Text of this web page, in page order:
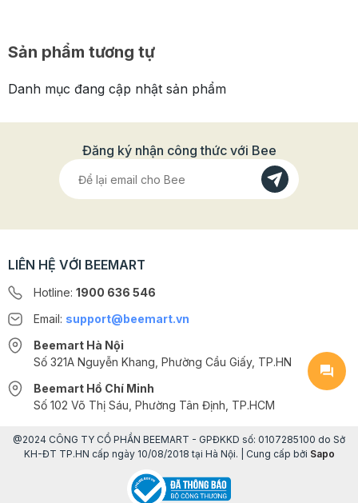
Sản phẩm tương tự
Danh mục đang cập nhật sản phẩm
Đăng ký nhận công thức với Bee
LIÊN HỆ VỚI BEEMART
Hotline: 1900 636 546
Email: support@beemart.vn
Beemart Hà Nội
Số 321A Nguyễn Khang, Phường Cầu Giấy, TP.HN
Beemart Hồ Chí Minh
Số 102 Võ Thị Sáu, Phường Tân Định, TP.HCM
@2024 CÔNG TY CỔ PHẦN BEEMART - GPĐKKD số: 0107285100 do Sở
KH-ĐT TP.HN cấp ngày 10/08/2018 tại Hà Nội. | Cung cấp bởi Sapo